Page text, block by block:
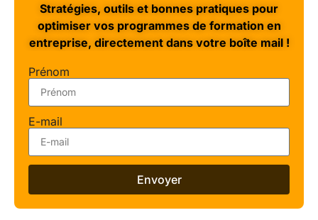
Stratégies, outils et bonnes pratiques pour
optimiser vos programmes de formation en
entreprise, directement dans votre boîte mail !
Prénom
E-mail
Envoyer